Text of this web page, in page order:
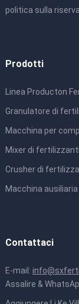
politica sulla
Prodotti
Linea Producton
Granulatore di
Macchina per
Mixer di fertilizzanti
Crusher di
Macchina ausiliaria
Contattaci
E-mail:
Assalire &